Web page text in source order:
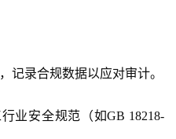
记录合规数据以应对审计。
业安全规范（如GB 18218-